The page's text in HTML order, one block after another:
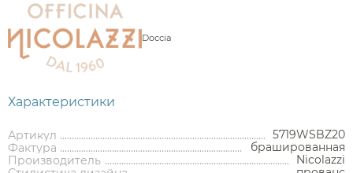
Аксессуары
Doccia
Характеристики
Артикул
5719WSBZ20
Фактура
брашированная
Производитель
Nicolazzi